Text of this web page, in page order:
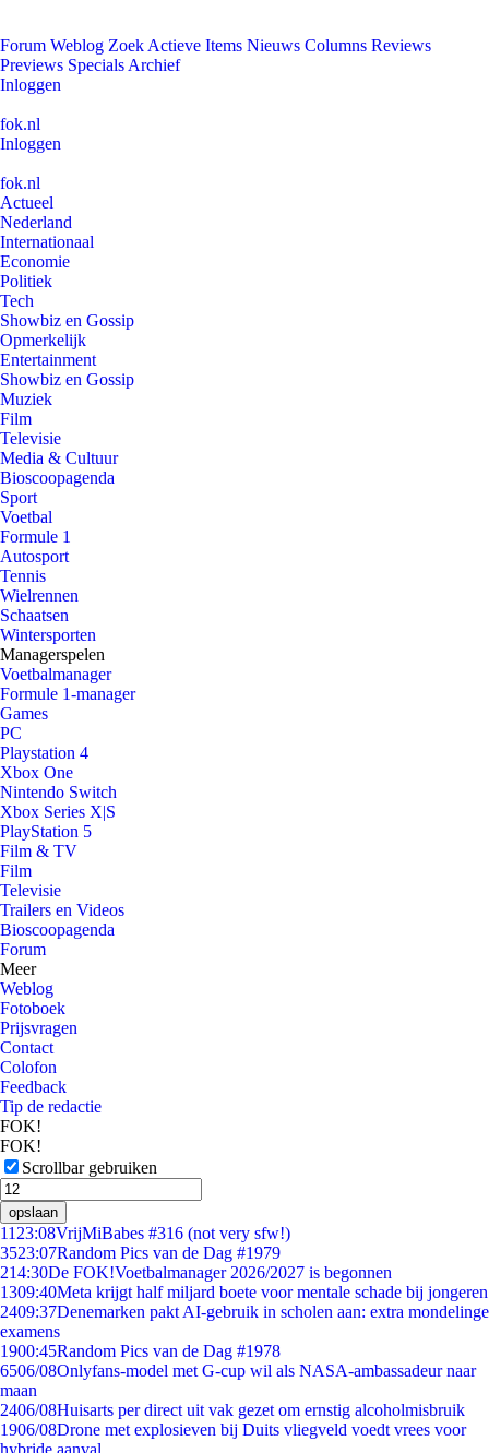
Forum Weblog Zoek Actieve Items Nieuws Columns Reviews
Previews Specials Archief
Inloggen
fok.nl
Inloggen
fok.nl
Actueel
Nederland
Internationaal
Economie
Politiek
Tech
Showbiz en Gossip
Opmerkelijk
Entertainment
Showbiz en Gossip
Muziek
Film
Televisie
Media & Cultuur
Bioscoopagenda
Sport
Voetbal
Formule 1
Autosport
Tennis
Wielrennen
Schaatsen
Wintersporten
Managerspelen
Voetbalmanager
Formule 1-manager
Games
PC
Playstation 4
Xbox One
Nintendo Switch
Xbox Series X|S
PlayStation 5
Film & TV
Film
Televisie
Trailers en Videos
Bioscoopagenda
Forum
Meer
Weblog
Fotoboek
Prijsvragen
Contact
Colofon
Feedback
Tip de redactie
FOK!
FOK!
Scrollbar gebruiken
opslaan
11 23:08VrijMiBabes #316 (not very sfw!)
3523:07Random Pics van de Dag #1979
214:30De FOK!Voetbalmanager 2026/2027 is begonnen
1309:40Meta krijgt half miljard boete voor mentale schade bij jongeren
2409:37Denemarken pakt AI-gebruik in scholen aan: extra mondelinge
examens
1900:45Random Pics van de Dag #1978
6506/08Onlyfans-model met G-cup wil als NASA-ambassadeur naar
maan
2406/08Huisarts per direct uit vak gezet om ernstig alcoholmisbruik
1906/08Drone met explosieven bij Duits vliegveld voedt vrees voor
hybride aanval